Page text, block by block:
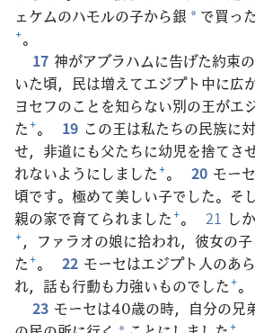
ェケムのハモルの子から銀 * で買っ
+。
17 神がアブラハムに告げた約束
いた頃，民は増えてエジプト中に広
ヨセフのことを知らない別の王がエ
た+。 19 この王は私たちの民族に
せ，非道にも父たちに幼児を捨てさ
れないようにしました+。 20 モー
頃です。極めて美しい子でした。そ
親の家で育てられました+。 21 し
+，ファラオの娘に拾われ，彼女の
た+。 22 モーセはエジプト人のあ
れ，話も行動も力強いものでした+。
23 モーセは40歳の時，自分の兄